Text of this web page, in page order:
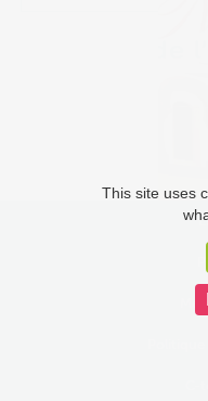
This site uses